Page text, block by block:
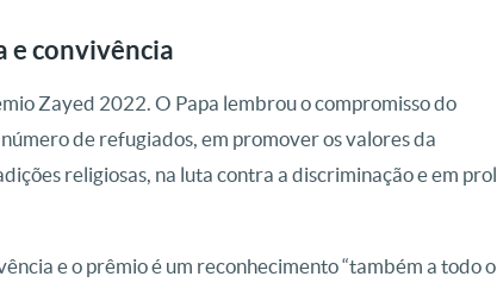
e convivência
Zayed 2022. O Papa lembrou o compromisso do
de refugiados, em promover os valores da
religiosas, na luta contra a discriminação e em prol
e o prêmio é um reconhecimento “também a todo o